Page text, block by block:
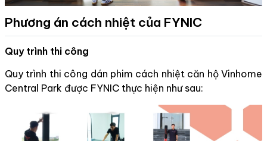
Phương án cách nhiệt của FYNIC
Quy trình thi công
Quy trình thi công dán phim cách nhiệt căn hộ Vinhome
Central Park được FYNIC thực hiện như sau: